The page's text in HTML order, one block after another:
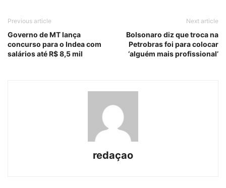
Previous article
Governo de MT lança
concurso para o Indea com
salários até R$ 8,5 mil
Next article
Bolsonaro diz que troca na
Petrobras foi para colocar
‘alguém mais profissional’
redaçao